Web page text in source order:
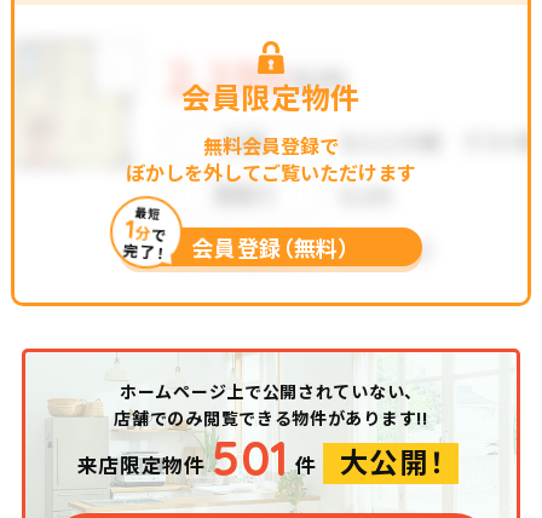
会員限定物件
無料会員登録で
ぼかしを外してご覧いただけます
最短
1分で
完了！ 会員登録（無料）
ホームページ上で公開されていない、
店舗でのみ閲覧できる物件があります!!
来店限定物件 501 件 大公開！